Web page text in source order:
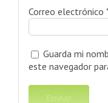
Correo electrónico
Guarda mi
este navegador